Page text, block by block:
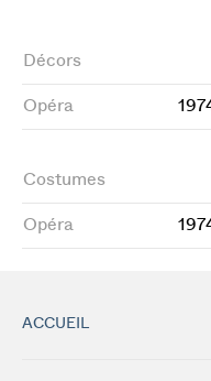
Décors
Opéra
Costumes
Opéra
ACCUEIL